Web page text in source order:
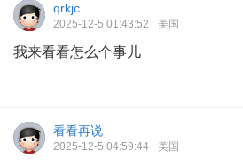
qrkjc
2025-12-5 01:43:52 美国
我来看看怎么个事儿
看看再说
2025-12-5 04:59:44 美国